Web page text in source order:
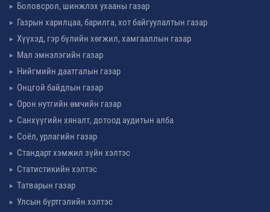
Боловсрол, шинжлэх ухааны газар
Газрын харилцаа, барилга, хот байгуулалтын газар
Хүүхэд, гэр бүлийн хөгжил, хамгааллын газар
Мал эмнэлэгийн газар
Нийгмийн даатгалын газар
Онцгой байдлын газар
Орон нутгийн өмчийн газар
Санхүүгийн хяналт, дотоод аудитын алба
Соёл, урлагийн газар
Стандарт хэмжил зүйн хэлтэс
Статистикийн хэлтэс
Татварын газар
Улсын бүртгэлийн хэлтэс